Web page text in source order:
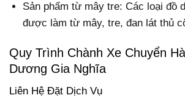
Sản phẩm từ mây tre: Các loại đồ
được làm từ mây, tre, đan lát thủ
Quy Trình Chành Xe Chuyển
Dương Gia Nghĩa
Liên Hệ Đặt Dịch Vụ